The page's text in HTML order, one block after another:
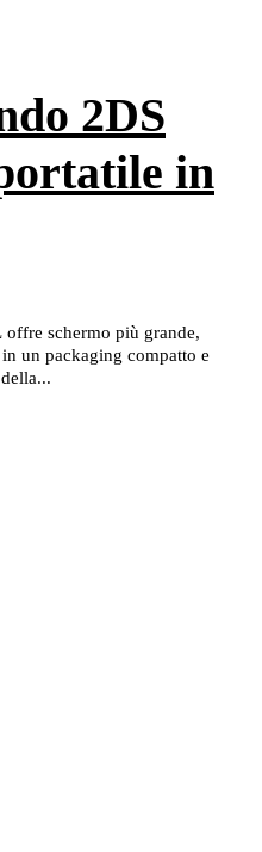
2DS
in
schermo più grande,
un packaging compatto e